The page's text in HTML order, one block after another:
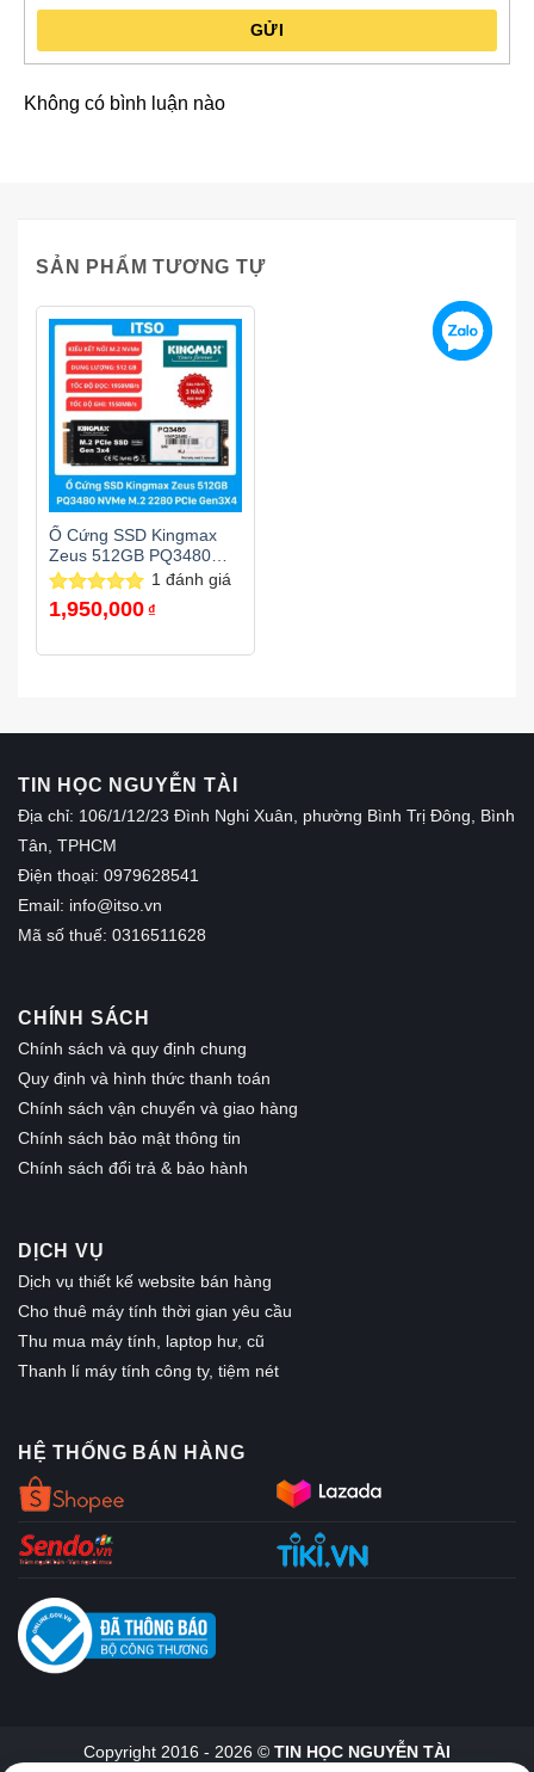
GỬI
Không có bình luận nào
SẢN PHẨM TƯƠNG TỰ
Ổ Cứng SSD Kingmax
Zeus 512GB PQ3480
M.2 NVMe PCIe 3.0
Được xếp
1 đánh giá
1,950,000 ₫
TIN HỌC NGUYỄN TÀI
Địa chỉ: 106/1/12/23 Đình Nghi Xuân, phường Bình Trị Đông, Bình
Tân, TPHCM
Điện thoại: 0979628541
Email: info@itso.vn
Mã số thuế: 0316511628
CHÍNH SÁCH
Chính sách và quy định chung
Quy định và hình thức thanh toán
Chính sách vận chuyển và giao hàng
Chính sách bảo mật thông tin
Chính sách đổi trả & bảo hành
DỊCH VỤ
Dịch vụ thiết kế website bán hàng
Cho thuê máy tính thời gian yêu cầu
Thu mua máy tính, laptop hư, cũ
Thanh lí máy tính công ty, tiệm nét
HỆ THỐNG BÁN HÀNG
Copyright 2016 - 2026 © TIN HỌC NGUYỄN TÀI